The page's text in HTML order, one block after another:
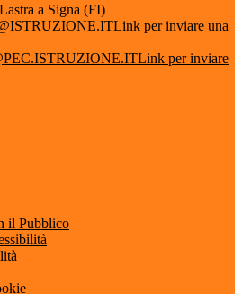
a Signa (FI)
Link per inviare una
Link per inviare
il Pubblico